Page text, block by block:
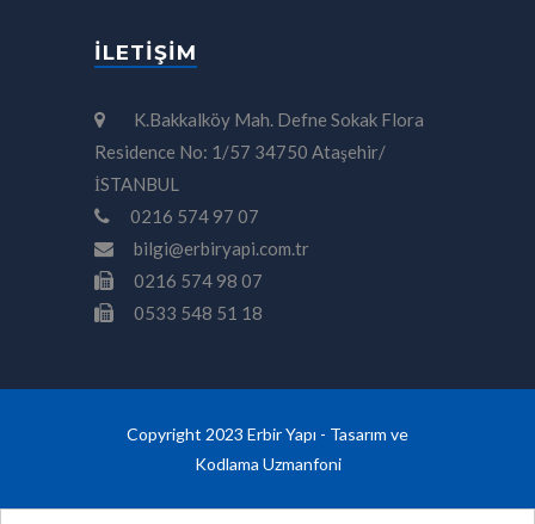
İLETIŞIM
K.Bakkalköy Mah. Defne Sokak Flora
Residence No: 1/57 34750 Ataşehir/
İSTANBUL
0216 574 97 07
bilgi@erbiryapi.com.tr
0216 574 98 07
0533 548 51 18
Copyright 2023 Erbir Yapı - Tasarım ve
Kodlama Uzmanfoni